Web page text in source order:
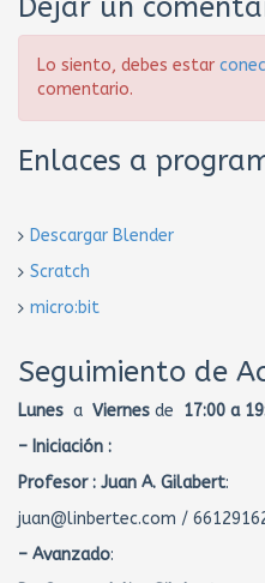
Dejar un
Lo siento, debes estar
comentario.
Enlaces a
Descargar Blender
Scratch
micro:bit
Seguimiento de
Lunes a Viernes de 17:00 a
– Iniciación :
Profesor : Juan A. Gilabert:
juan@linbertec.com /
– Avanzado: